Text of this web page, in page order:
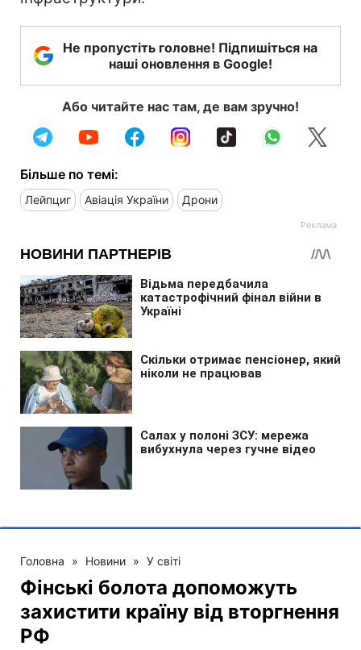
Не пропустіть головне! Підпишіться на
наші оновлення в Google!
Або читайте нас там, де вам зручно!
Більше по темі:
Лейпциг Авіація України Дрони
Головна » Новини » У світі
Фінські болота допоможуть
захистити країну від вторгнення
РФ